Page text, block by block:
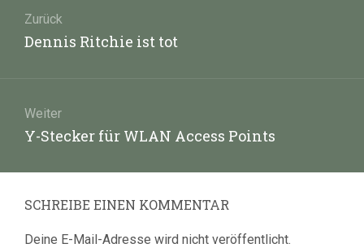
Zurück
Vorheriger
Dennis Ritchie ist tot
Weiter
Nächster
Y-Stecker für WLAN Access Points
SCHREIBE EINEN KOMMENTAR
Deine E-Mail-Adresse wird nicht veröffentlicht.